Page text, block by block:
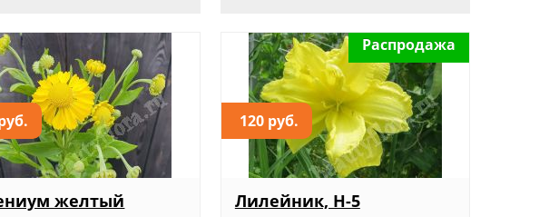
желтый
120 руб.
Распродажа
Лилейник, Н-5